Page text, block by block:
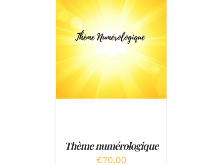
AJOUTER AU PANIER
/
DÉTAILS
Thème numérologique
€70,00